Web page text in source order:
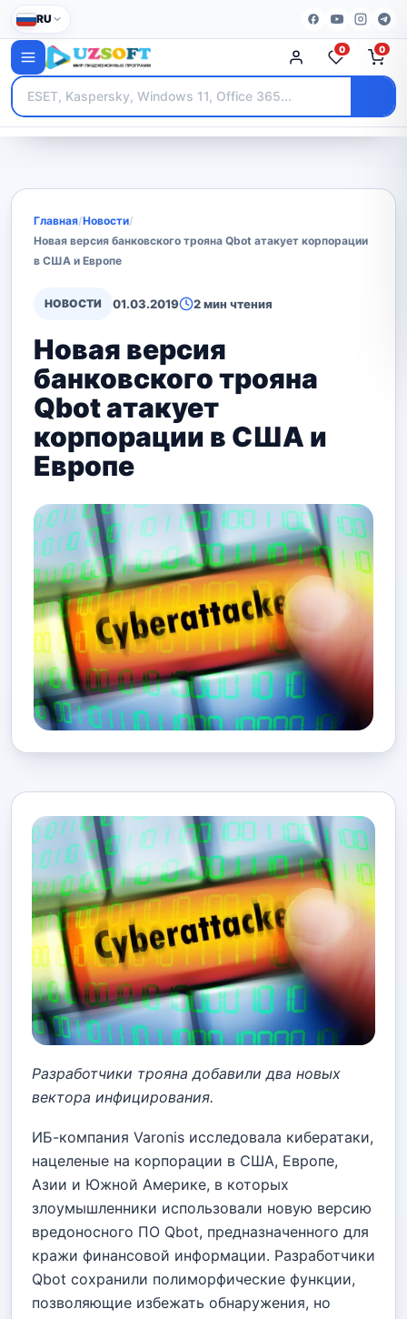
RU
0 0
Главная/Новости/
Новая версия банковского трояна Qbot атакует корпорации
в США и Европе
НОВОСТИ 01.03.2019 2 мин чтения
Новая версия
банковского трояна
Qbot атакует
корпорации в США и
Европе
Разработчики трояна добавили два новых
вектора инфицирования.
ИБ-компания Varonis исследовала кибератаки,
нацеленые на корпорации в США, Европе,
Азии и Южной Америке, в которых
злоумышленники использовали новую версию
вредоносного ПО Qbot, предназначенного для
кражи финансовой информации. Разработчики
Qbot сохранили полиморфические функции,
позволяющие избежать обнаружения, но